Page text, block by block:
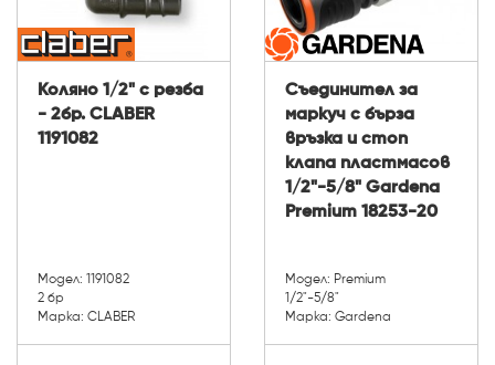
Коляно 1/2" с резба
- 2бр. CLABER
1191082
Модел: 1191082
2 бр
Марка: CLABER
Съединител за
маркуч с бърза
връзка и стоп
клапа пластмасов
1/2"-5/8" Gardena
Premium 18253-20
Модел: Premium
1/2"-5/8"
Марка: Gardena